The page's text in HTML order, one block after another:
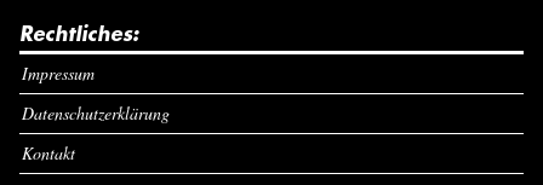
Rechtliches:
Impressum
Datenschutzerklärung
Kontakt